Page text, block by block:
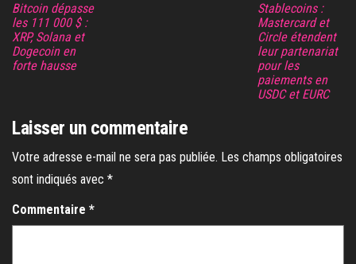
Bitcoin dépasse
les 111 000 $ :
XRP, Solana et
Dogecoin en
forte hausse
Stablecoins :
Mastercard et
Circle étendent
leur partenariat
pour les
paiements en
USDC et EURC
Laisser un commentaire
Votre adresse e-mail ne sera pas publiée. Les champs obligatoires
sont indiqués avec *
Commentaire *